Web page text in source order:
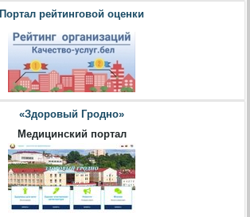
Портал рейтинговой оценки
«Здоровый Гродно»
Медицинский портал